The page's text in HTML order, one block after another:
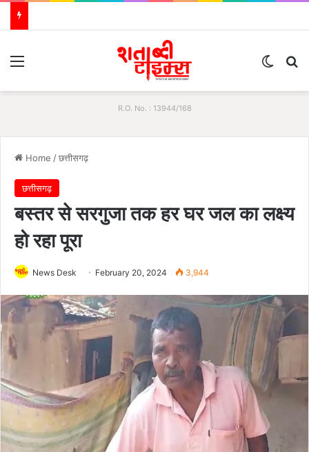
R.O. No. : 13944/168
Home /छत्तीसगढ़
छत्तीसगढ़
बस्तर से सरगुजा तक हर घर जल का लक्ष्य
हो रहा पूरा
News Desk February 20, 2024 3,944